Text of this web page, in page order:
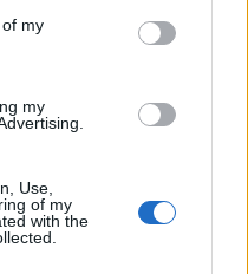
my
my
Use,
of my
with the
és a
is a Fuhu.hu-nak.